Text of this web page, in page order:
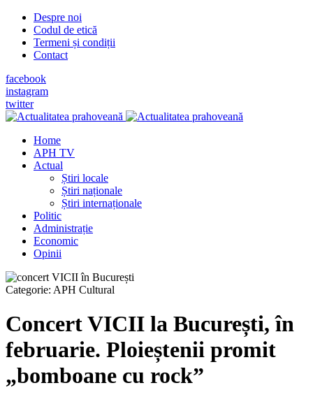
Despre noi
Codul de etică
Termeni și condiții
Contact
facebook
instagram
twitter
Home
APH TV
Actual
Știri locale
Știri naționale
Știri internaționale
Politic
Administrație
Economic
Opinii
Categorie: APH Cultural
Concert VICII la București, în
februarie. Ploieștenii promit
„bomboane cu rock”